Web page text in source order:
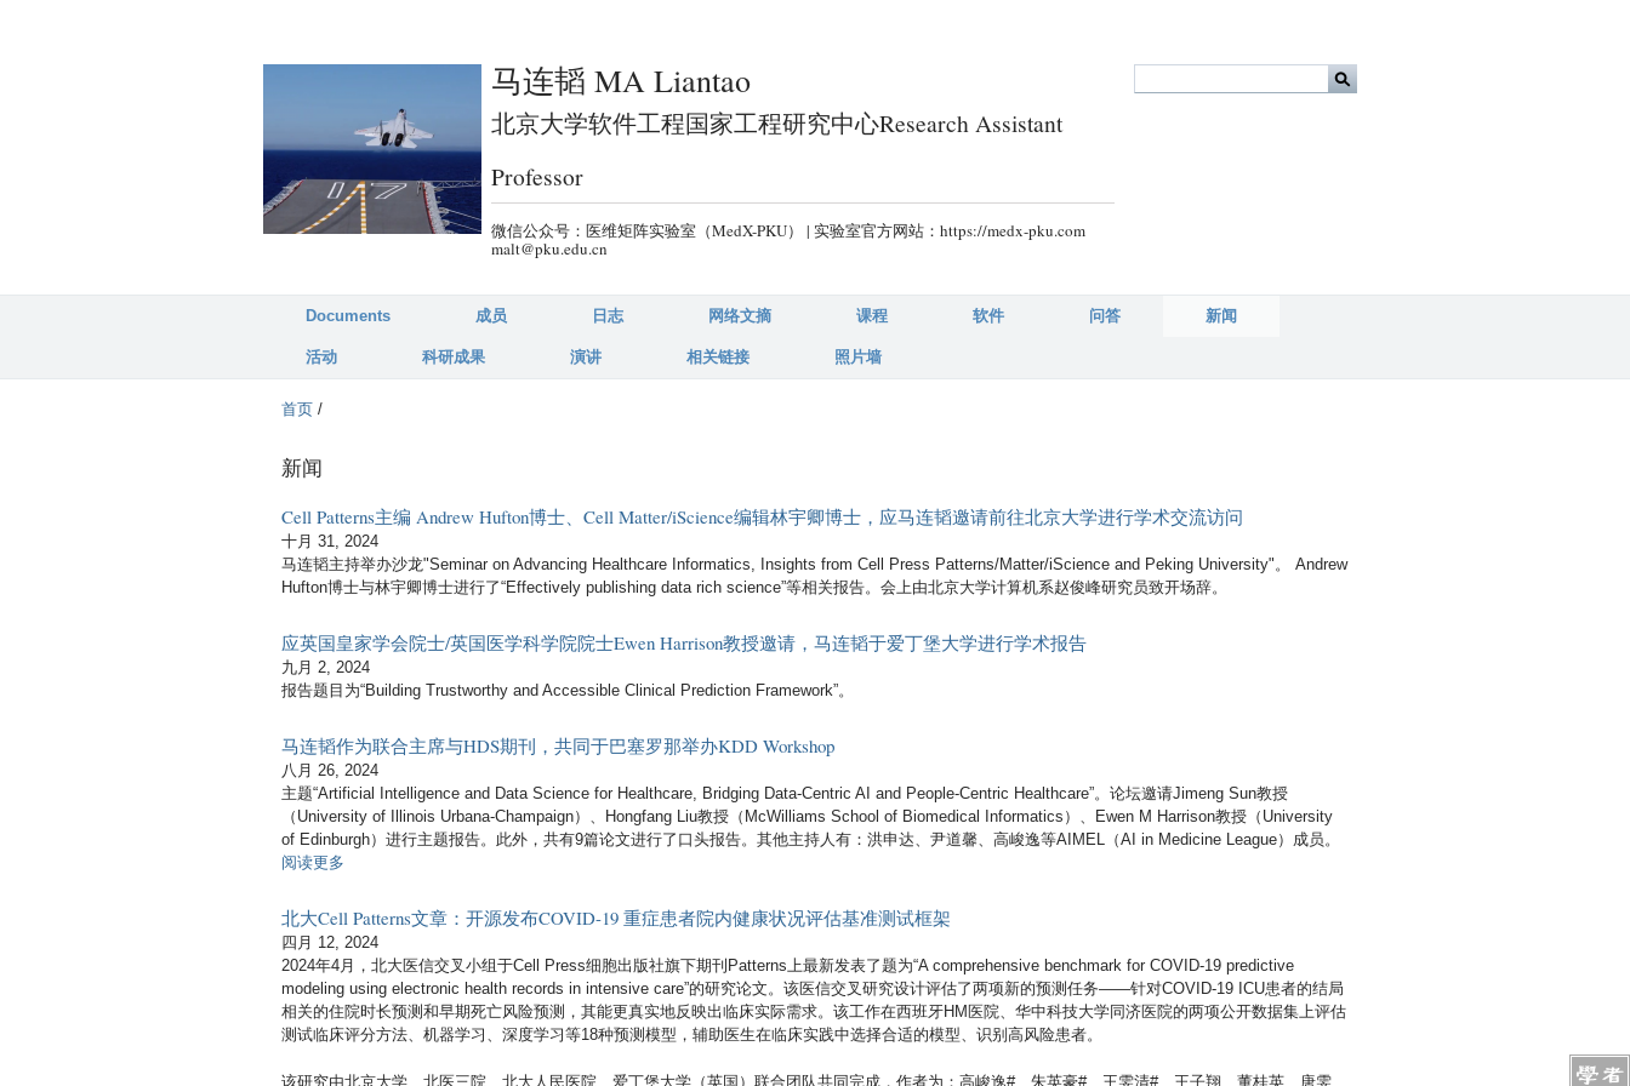
到
页
面
主
要
容
部
分
马连韬 MA Liantao
北京大学软件工程国家工程研究中心Research Assistant
Professor
微信公众号：医维矩阵实验室（MedX-PKU） | 实验室官方网站：https://medx-pku.com
malt@pku.edu.cn
Documents 成员 日志 网络文摘 课程 软件 问答 新闻
活动 科研成果 演讲 相关链接 照片墙
首页 /
新闻
Cell Patterns主编 Andrew Hufton博士、Cell Matter/iScience编辑林宇卿博士，应马连韬邀请前往北京大学进行学术交流访问
十月 31, 2024
马连韬主持举办沙龙"Seminar on Advancing Healthcare Informatics, Insights from Cell Press Patterns/Matter/iScience and Peking University"。 Andrew
Hufton博士与林宇卿博士进行了“Effectively publishing data rich science”等相关报告。会上由北京大学计算机系赵俊峰研究员致开场辞。
应英国皇家学会院士/英国医学科学院院士Ewen Harrison教授邀请，马连韬于爱丁堡大学进行学术报告
九月 2, 2024
报告题目为“Building Trustworthy and Accessible Clinical Prediction Framework”。
马连韬作为联合主席与HDS期刊，共同于巴塞罗那举办KDD Workshop
八月 26, 2024
主题“Artificial Intelligence and Data Science for Healthcare, Bridging Data-Centric AI and People-Centric Healthcare”。论坛邀请Jimeng Sun教授
（University of Illinois Urbana-Champaign）、Hongfang Liu教授（McWilliams School of Biomedical Informatics）、Ewen M Harrison教授（University
of Edinburgh）进行主题报告。此外，共有9篇论文进行了口头报告。其他主持人有：洪申达、尹道馨、高峻逸等AIMEL（AI in Medicine League）成员。
阅读更多
连
韬
作
为
联
合
北大Cell Patterns文章：开源发布COVID-19 重症患者院内健康状况评估基准测试框架
四月 12, 2024
2024年4月，北大医信交叉小组于Cell Press细胞出版社旗下期刊Patterns上最新发表了题为“A comprehensive benchmark for COVID-19 predictive
modeling using electronic health records in intensive care”的研究论文。该医信交叉研究设计评估了两项新的预测任务——针对COVID-19 ICU患者的结局
相关的住院时长预测和早期死亡风险预测，其能更真实地反映出临床实际需求。该工作在西班牙HM医院、华中科技大学同济医院的两项公开数据集上评估
测试临床评分方法、机器学习、深度学习等18种预测模型，辅助医生在临床实践中选择合适的模型、识别高风险患者。
该研究由北京大学、北医三院、北大人民医院、爱丁堡大学（英国）联合团队共同完成，作者为：高峻逸#、朱英豪#、王雯清#、王子翔、董桂英、唐雯、